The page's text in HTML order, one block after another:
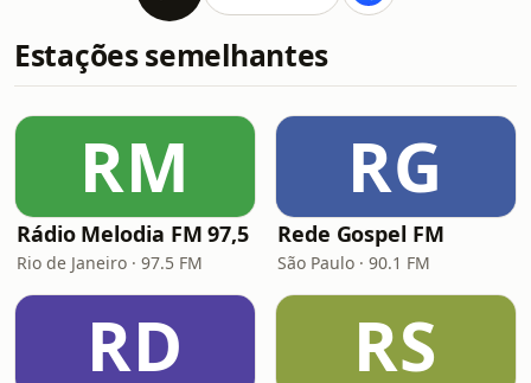
Estações semelhantes
RM
Rádio Melodia FM 97,5
Rio de Janeiro · 97.5 FM
RG
Rede Gospel FM
São Paulo · 90.1 FM
RD RS